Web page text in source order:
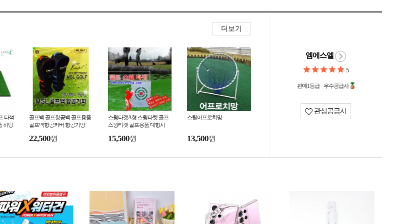
더보기
타석
히팅
골프백 골프항공백 골프용품
골프백항공커버 항공가방
22,500원
스윙타겟A형 스윙타켓 골프
스윙타겟 골프용품 대형사
15,500원
스틸어프로치망
13,500원
엠에스엘
5
판매1등급 우수공급사
관심공급사